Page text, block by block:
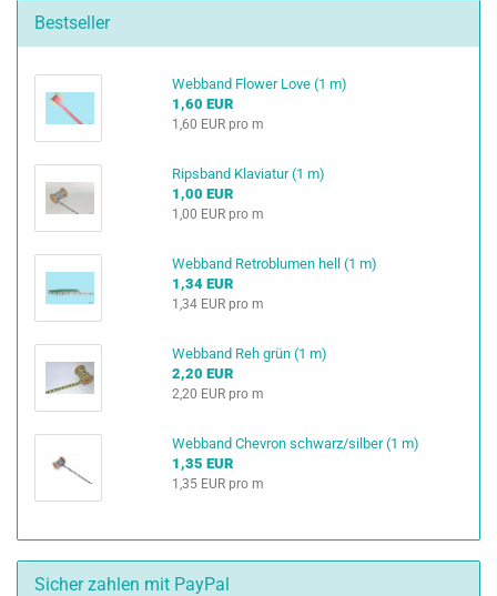
Bestseller
Webband Flower Love (1 m)
1,60 EUR
1,60 EUR pro m
Ripsband Klaviatur (1 m)
1,00 EUR
1,00 EUR pro m
Webband Retroblumen hell (1 m)
1,34 EUR
1,34 EUR pro m
Webband Reh grün (1 m)
2,20 EUR
2,20 EUR pro m
Webband Chevron schwarz/silber (1 m)
1,35 EUR
1,35 EUR pro m
Sicher zahlen mit PayPal